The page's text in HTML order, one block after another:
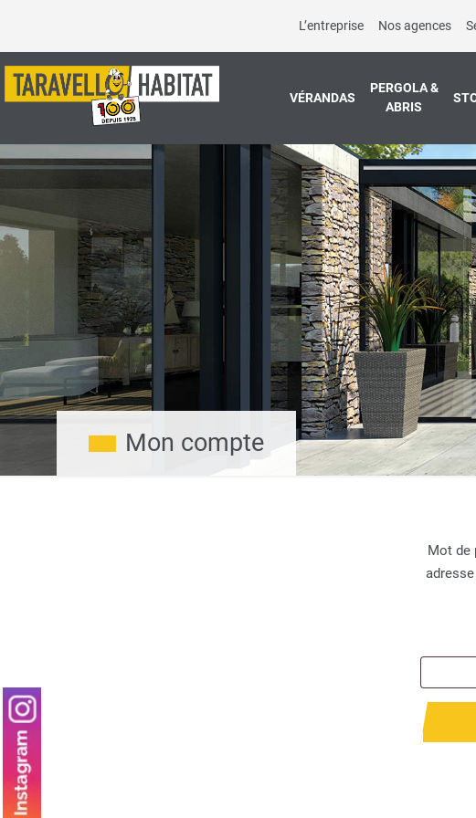
L’entreprise Nos agences
VÉRANDAS
PERGOLA &
ABRIS
Mon compte
Mot de